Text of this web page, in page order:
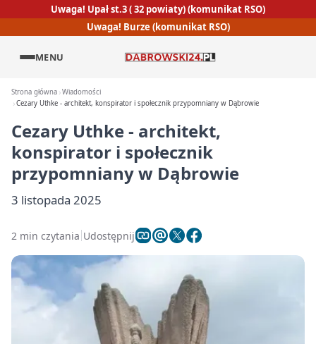
Uwaga! Upał st.3 ( 32 powiaty) (komunikat RSO)
Uwaga! Burze (komunikat RSO)
MENU
Strona główna Wiadomości
Cezary Uthke - architekt, konspirator i społecznik przypomniany w Dąbrowie
Cezary Uthke - architekt,
konspirator i społecznik
przypomniany w Dąbrowie
3 listopada 2025
2 min czytania Udostępnij